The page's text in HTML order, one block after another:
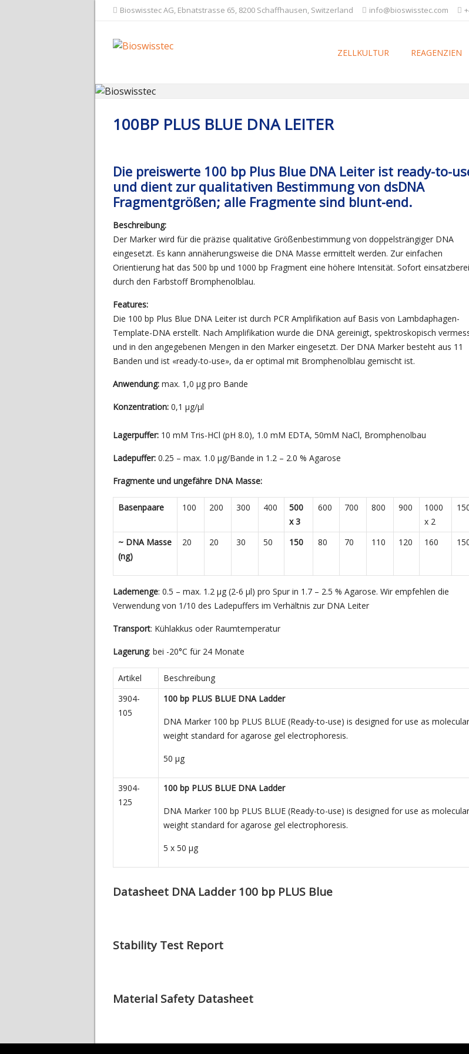
Bioswisstec AG, Ebnatstrasse 65, 8200 Schaffhausen, Switzerland info@bioswisstec.com
ZELLKULTUR REAGENZIEN
100BP PLUS BLUE DNA LEITER
Die preiswerte 100 bp Plus Blue DNA Leiter ist ready-to-
und dient zur qualitativen Bestimmung von dsDNA
Fragmentgrößen; alle Fragmente sind blunt-end.
Beschreibung:
Der Marker wird für die präzise qualitative Größenbestimmung von doppelsträngiger DNA
eingesetzt. Es kann annäherungsweise die DNA Masse ermittelt werden. Zur einfachen
Orientierung hat das 500 bp und 1000 bp Fragment eine höhere Intensität. Sofort
durch den Farbstoff Bromphenolblau.
Features:
Die 100 bp Plus Blue DNA Leiter ist durch PCR Amplifikation auf Basis von Lambdaphagen-
Template-DNA erstellt. Nach Amplifikation wurde die DNA gereinigt, spektroskopisch
und in den angegebenen Mengen in den Marker eingesetzt. Der DNA Marker besteht aus 11
Banden und ist «ready-to-use», da er optimal mit Bromphenolblau gemischt ist.
Anwendung: max. 1,0 µg pro Bande
Konzentration: 0,1 µg/µl
Lagerpuffer: 10 mM Tris-HCl (pH 8.0), 1.0 mM EDTA, 50mM NaCl, Bromphenolbau
Ladepuffer: 0.25 – max. 1.0 µg/Bande in 1.2 – 2.0 % Agarose
Fragmente und ungefähre DNA Masse:
Basenpaare 100 200 300 400
500
x 3
600 700 800 900
1000
x 2
~ DNA Masse
(ng)
20 20 30 50 150 80 70 110 120 160
Lademenge: 0.5 – max. 1.2 µg (2-6 µl) pro Spur in 1.7 – 2.5 % Agarose. Wir empfehlen die
Verwendung von 1/10 des Ladepuffers im Verhältnis zur DNA Leiter
Transport: Kühlakkus oder Raumtemperatur
Lagerung: bei -20°C für 24 Monate
Artikel
Beschreibung
3904-
105
100 bp PLUS BLUE DNA Ladder
DNA Marker 100 bp PLUS BLUE (Ready-to-use) is designed for use as molecular
weight standard for agarose gel electrophoresis.
50 µg
3904-
125
100 bp PLUS BLUE DNA Ladder
DNA Marker 100 bp PLUS BLUE (Ready-to-use) is designed for use as molecular
weight standard for agarose gel electrophoresis.
5 x 50 µg
Datasheet DNA Ladder 100 bp PLUS Blue
Stability Test Report
Material Safety Datasheet